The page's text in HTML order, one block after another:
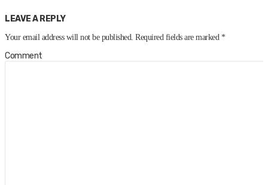
LEAVE A REPLY
Your email address will not be published. Required fields are marked *
Comment